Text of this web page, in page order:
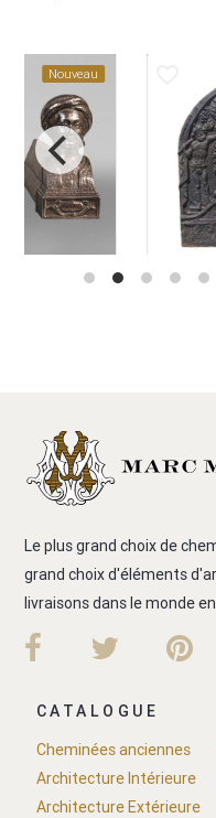
Le plus grand choix de
grand choix d'éléments
livraisons dans le monde
CATALOGUE
Cheminées anciennes
Architecture Intérieure
Architecture Extérieure